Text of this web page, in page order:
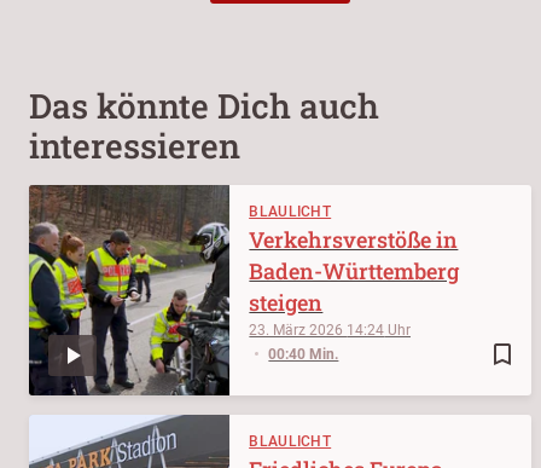
Das könnte Dich auch
interessieren
BLAULICHT
bookmark_border
23. März 2026 14:24
00:40 Min.
Verkehrsverstöße in
Baden-Württemberg
steigen
BLAULICHT